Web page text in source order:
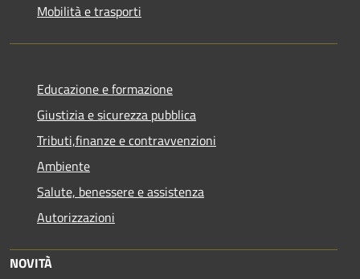
Mobilità e trasporti
Educazione e formazione
Giustizia e sicurezza pubblica
Tributi,finanze e contravvenzioni
Ambiente
Salute, benessere e assistenza
Autorizzazioni
NOVITÀ